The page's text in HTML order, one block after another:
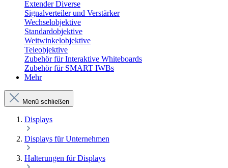
Extender Diverse
Signalverteiler und Verstärker
Wechselobjektive
Standardobjektive
Weitwinkelobjektive
Teleobjektive
Zubehör für Interaktive Whiteboards
Zubehör für SMART IWBs
Mehr
Menü schließen
Displays
Displays für Unternehmen
Halterungen für Displays